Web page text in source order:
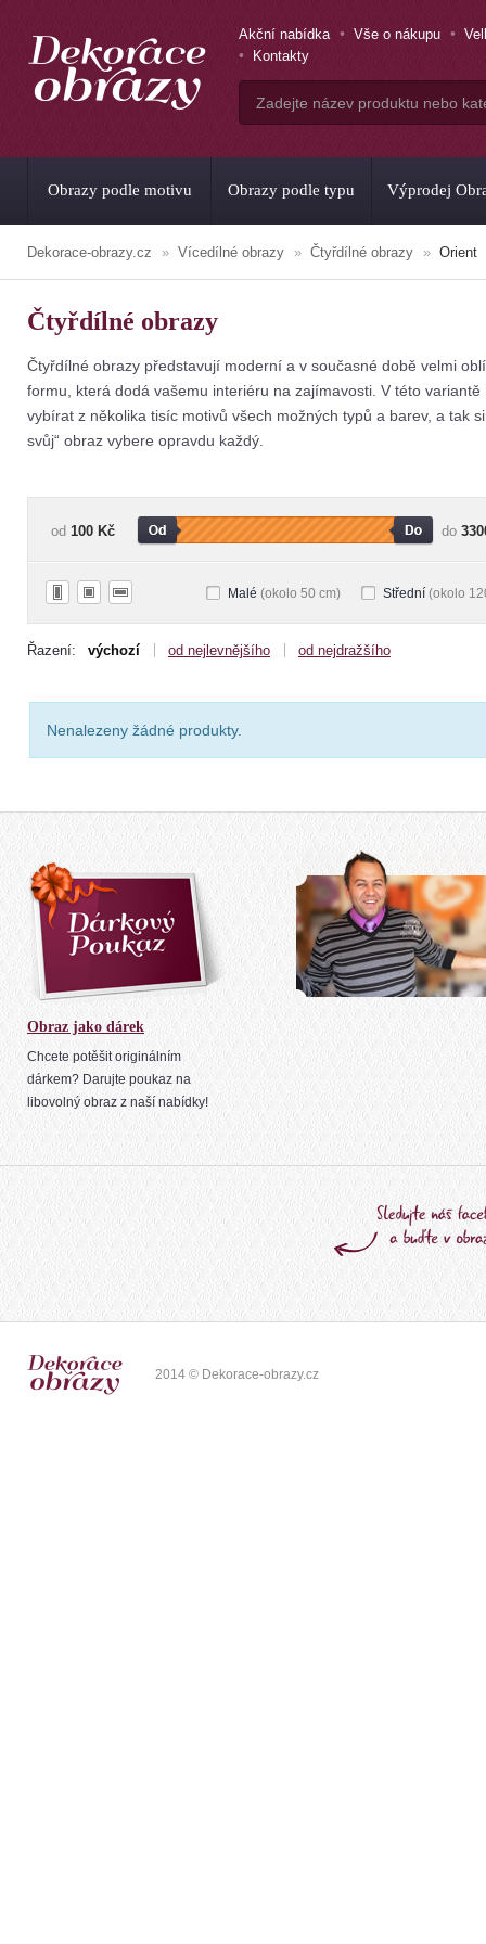
Akční nabídka Vše o nákupu
Kontakty
Obrazy podle motivu Obrazy podle typu Výprodej
Dekorace-obrazy.cz Vícedílné obrazy Čtyřdílné obrazy Orient
Čtyřdílné obrazy
Čtyřdílné obrazy představují moderní a v současné době velmi
formu, která dodá vašemu interiéru na zajímavosti. V této variantě
vybírat z několika tisíc motivů všech možných typů a barev, a tak si
svůj“ obraz vybere opravdu každý.
od 100 Kč do
Malé (okolo 50 cm) Střední (okolo
Řazení: výchozí od nejlevnějšího od nejdražšího
Nenalezeny žádné produkty.
Obraz jako dárek
Chcete potěšit originálním
dárkem? Darujte poukaz na
libovolný obraz z naší nabídky!
2014 © Dekorace-obrazy.cz